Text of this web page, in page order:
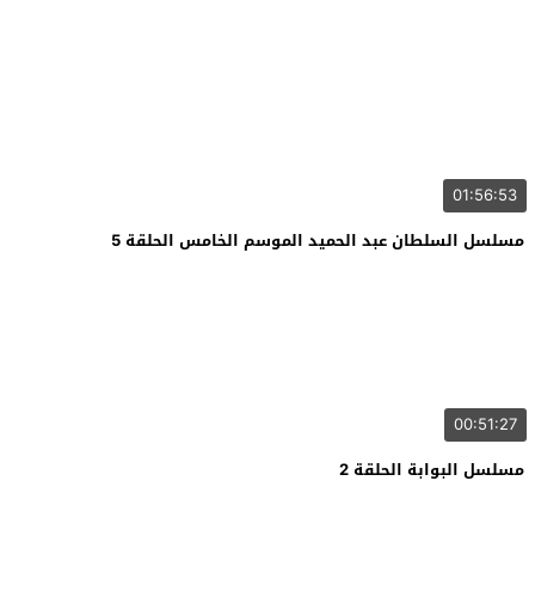
01:56:53
مسلسل السلطان عبد الحميد الموسم الخامس الحلقة 5
00:51:27
مسلسل البوابة الحلقة 2